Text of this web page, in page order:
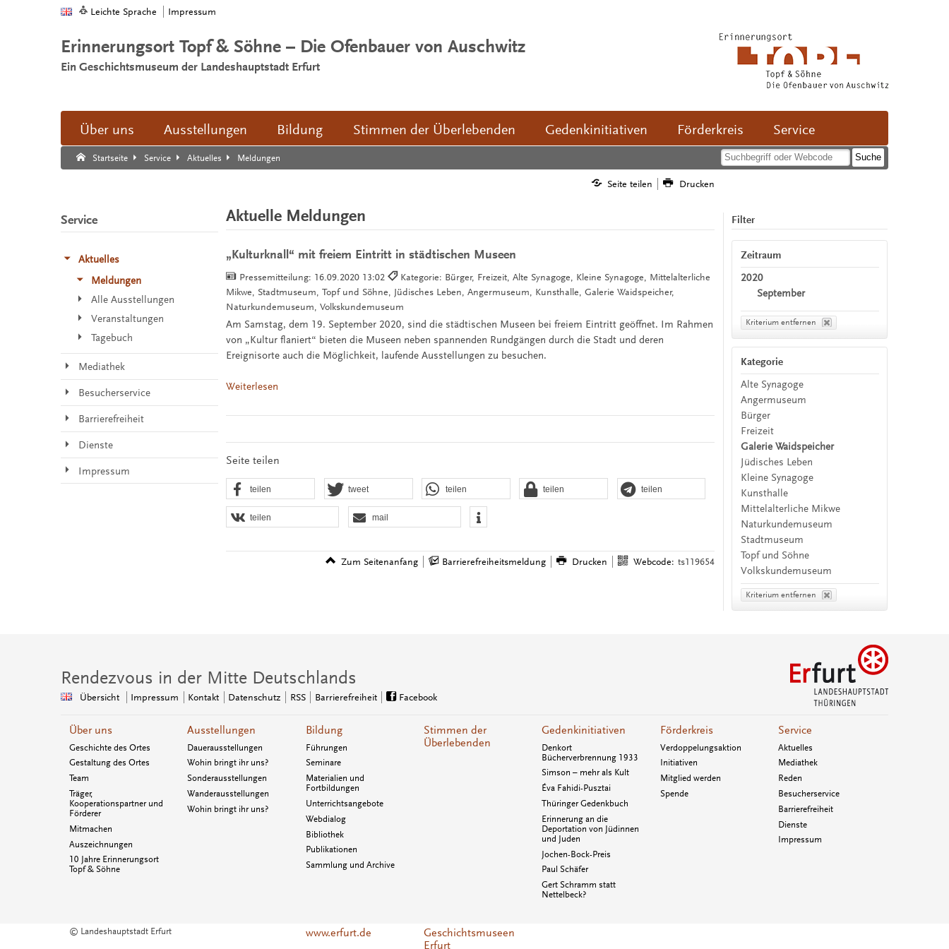
Leichte Sprache Impressum
Erinnerungsort Topf & Söhne – Die Ofenbauer von Auschwitz
Ein Geschichtsmuseum der Landeshauptstadt Erfurt
Über uns Ausstellungen Bildung Stimmen der Überlebenden Gedenkinitiativen Förderkreis Service
Startseite Service Aktuelles Meldungen
Suche:
Suche Ende.
Seite teilen Drucken
Aktuelle Meldungen
„Kulturknall“ mit freiem Eintritt in städtischen Museen
Pressemitteilung: 16.09.2020 13:02
Kategorie: Bürger, Freizeit, Alte Synagoge, Kleine Synagoge, Mittelalterliche
Mikwe, Stadtmuseum, Topf und Söhne, Jüdisches Leben, Angermuseum, Kunsthalle, Galerie Waidspeicher,
Naturkundemuseum, Volkskundemuseum
Am Samstag, dem 19. September 2020, sind die städtischen Museen bei freiem Eintritt geöffnet. Im Rahmen
von „Kultur flaniert“ bieten die Museen neben spannenden Rundgängen durch die Stadt und deren
Ereignisorte auch die Möglichkeit, laufende Ausstellungen zu besuchen.
Weiterlesen
Seite teilen
teilen tweet teilen teilen teilen
teilen mail
Zum Seitenanfang Barrierefreiheitsmeldung Drucken Webcode: ts119654
Filter
Zeitraum
2020
September
Kriterium entfernen
Kategorie
Alte Synagoge
Angermuseum
Bürger
Freizeit
Galerie Waidspeicher
Jüdisches Leben
Kleine Synagoge
Kunsthalle
Mittelalterliche Mikwe
Naturkundemuseum
Stadtmuseum
Topf und Söhne
Volkskundemuseum
Kriterium entfernen
Service
Aktuelles
Meldungen
Alle Ausstellungen
Veranstaltungen
Tagebuch
Mediathek
Besucherservice
Barrierefreiheit
Dienste
Impressum
Rendezvous in der Mitte Deutschlands
Übersicht Impressum Kontakt Datenschutz RSS Barrierefreiheit Facebook
Über uns
Geschichte des Ortes
Gestaltung des Ortes
Team
Träger,
Kooperationspartner und
Förderer
Mitmachen
Auszeichnungen
10 Jahre Erinnerungsort
Topf & Söhne
Ausstellungen
Dauerausstellungen
Wohin bringt ihr uns?
Sonderausstellungen
Wanderausstellungen
Wohin bringt ihr uns?
Bildung
Führungen
Seminare
Materialien und
Fortbildungen
Unterrichtsangebote
Webdialog
Bibliothek
Publikationen
Sammlung und Archive
Stimmen der
Überlebenden
Gedenkinitiativen
Denkort
Bücherverbrennung 1933
Simson – mehr als Kult
Éva Fahidi-Pusztai
Thüringer Gedenkbuch
Erinnerung an die
Deportation von Jüdinnen
und Juden
Jochen-Bock-Preis
Paul Schäfer
Gert Schramm statt
Nettelbeck?
Förderkreis
Verdoppelungsaktion
Initiativen
Mitglied werden
Spende
Service
Aktuelles
Mediathek
Reden
Besucherservice
Barrierefreiheit
Dienste
Impressum
© Landeshauptstadt Erfurt www.erfurt.de
Geschichtsmuseen
Erfurt